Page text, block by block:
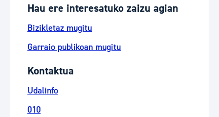
Hau ere interesatuko zaizu agian
Bizikletaz mugitu
Garraio publikoan mugitu
Kontaktua
Udalinfo
010